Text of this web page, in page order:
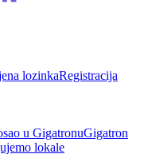
lozinkaRegistracija
u GigatronuGigatron
lokale